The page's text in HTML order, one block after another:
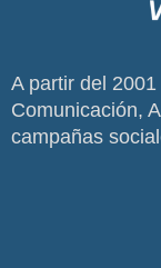
A partir del
Comunicación,
campañas